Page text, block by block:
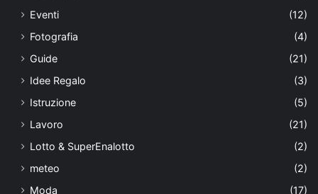
Eventi
(12)
Fotografia
(4)
Guide
(21)
Idee Regalo
(3)
Istruzione
(5)
Lavoro
(21)
Lotto & SuperEnalotto
(2)
meteo
(2)
Moda
(17)